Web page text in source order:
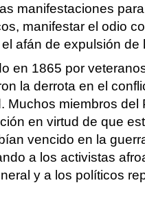
manifestaciones
manifestar el odio
afán de expulsión de
en 1865 por
la derrota en el
Muchos miembros del
en virtud de que
vencido en la
a los activistas
y a los políticos